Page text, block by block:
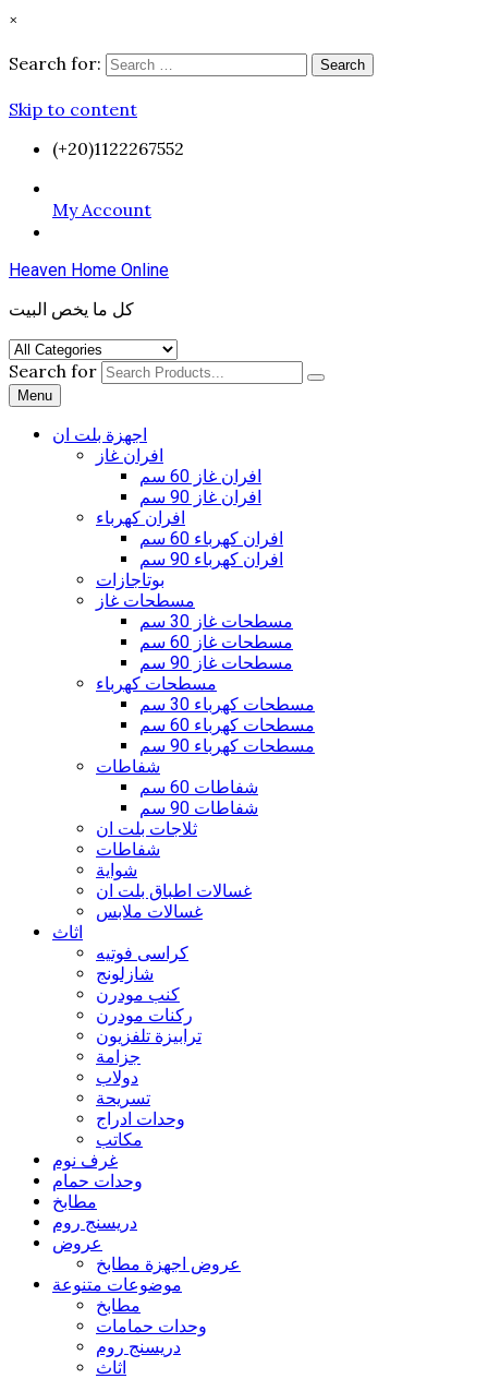
×
Search for:
Search
Skip to content
(+20)1122267552
My Account
Heaven Home Online
كل ما يخص البيت
Search for
Menu
اجهزة بلت ان
افران غاز
افران غاز 60 سم
افران غاز 90 سم
افران كهرباء
افران كهرباء 60 سم
افران كهرباء 90 سم
بوتاجازات
مسطحات غاز
مسطحات غاز 30 سم
مسطحات غاز 60 سم
مسطحات غاز 90 سم
مسطحات كهرباء
مسطحات كهرباء 30 سم
مسطحات كهرباء 60 سم
مسطحات كهرباء 90 سم
شفاطات
شفاطات 60 سم
شفاطات 90 سم
ثلاجات بلت ان
شفاطات
شواية
غسالات اطباق بلت ان
غسالات ملابس
اثاث
كراسى فوتيه
شازلونج
كنب مودرن
ركنات مودرن
ترابيزة تلفزيون
جزامة
دولاب
تسريحة
وحدات ادراج
مكاتب
غرف نوم
وحدات حمام
مطابخ
دريسنج روم
عروض
عروض اجهزة مطابخ
موضوعات متنوعة
مطابخ
وحدات حمامات
دريسنج روم
اثاث